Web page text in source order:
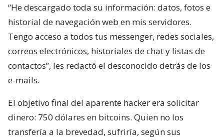
“He descargado toda su información: datos, fotos e
historial de navegación web en mis servidores.
Tengo acceso a todos tus messenger, redes sociales,
correos electrónicos, historiales de chat y listas de
contactos”, les redactó el desconocido detrás de los
e-mails.
El objetivo final del aparente hacker era solicitar
dinero: 750 dólares en bitcoins. Quien no los
transfería a la brevedad, sufriría, según sus